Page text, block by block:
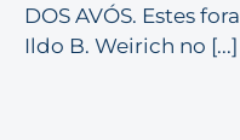
DOS AVÓS. Estes
Ildo B. Weirich no [...]